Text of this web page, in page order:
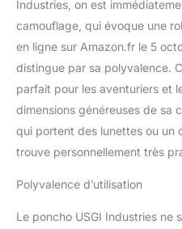
fabriqué à partir de
210T Rip-Stop avec un
polyuréthane qui atteint
210T minimise le bruit de
frottement pour la
tactiques secrètes.
pluie mesure environ
large pour s'adapter aux
Le sac de transport
réglable avec cordon
Industries, on est
camouflage, qui évoque une
en ligne sur Amazon.fr le 5
distingue par sa polyvalence.
parfait pour les aventuriers et
dimensions généreuses de sa
qui portent des lunettes ou un
trouve personnellement très
Polyvalence d’utilisation
Le poncho USGI Industries ne